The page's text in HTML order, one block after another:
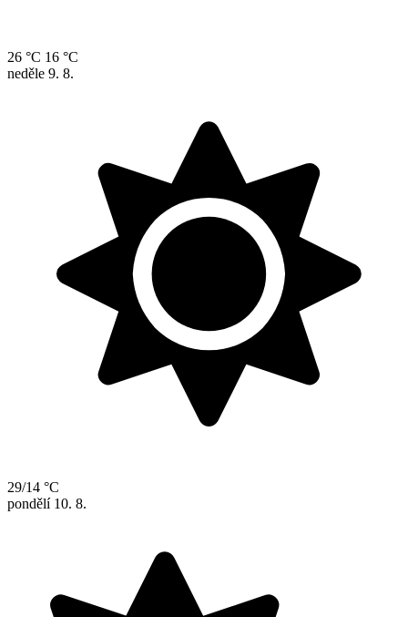
26 °C 16 °C
neděle 9. 8.
29/14 °C
pondělí 10. 8.